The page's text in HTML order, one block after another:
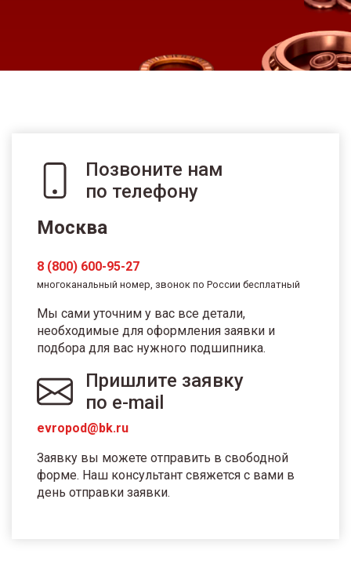
Позвоните нам
по телефону
Москва
8 (800) 600-95-27
многоканальный номер, звонок по России бесплатный
Мы сами уточним у вас все детали,
необходимые для оформления заявки и
подбора для вас нужного подшипника.
Пришлите заявку
по e-mail
evropod@bk.ru
Заявку вы можете отправить в свободной
форме. Наш консультант свяжется с вами в
день отправки заявки.